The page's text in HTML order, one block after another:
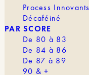
Process Innovants
Décaféiné
PAR SCORE
De 80 à 83
De 84 à 86
De 87 à 89
90 & +